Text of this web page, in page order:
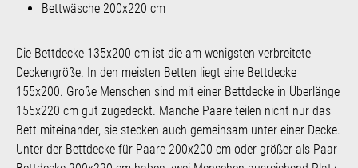
Bettwäsche 200x220 cm
Die Bettdecke 135x200 cm ist die am wenigsten verbreitete
Deckengröße. In den meisten Betten liegt eine Bettdecke
155x200. Große Menschen sind mit einer Bettdecke in Überlänge
155x220 cm gut zugedeckt. Manche Paare teilen nicht nur das
Bett miteinander, sie stecken auch gemeinsam unter einer Decke.
Unter der Bettdecke für Paare 200x200 cm oder größer als Paar-